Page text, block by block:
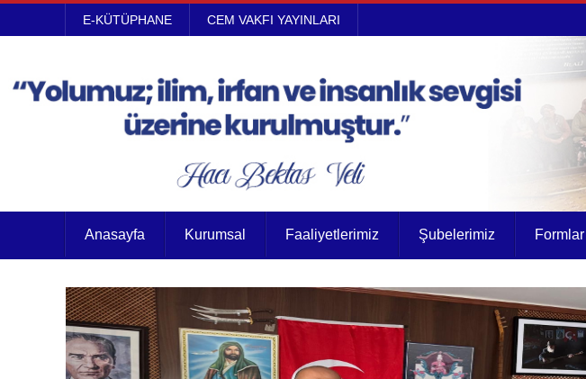
E-KÜTÜPHANE CEM VAKFI YAYINLARI
Anasayfa Kurumsal Faaliyetlerimiz Şubelerimiz Formlar